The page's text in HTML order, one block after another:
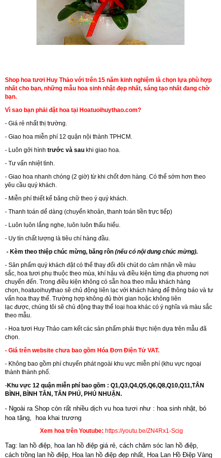
Shop hoa tươi Huy Thảo với trên 15 năm kinh nghiệm là chọn lựa phù hợp
nhất cho bạn, những mẫu hoa sinh nhật đẹp nhất, sáng tạo nhất đang chờ
bạn.
Vì sao bạn phải đặt hoa tại Hoatuoihuythao.com?
- Giá rẻ nhất thị trường.
- Giao hoa miễn phí 12 quận nội thành TPHCM.
- Luôn gởi hình trước và sau khi giao hoa.
- Tư vấn nhiệt tình.
- Giao hoa nhanh chóng (2 giờ) từ khi chốt đơn hàng. Có thể sớm hơn theo
yêu cầu quý khách.
- Miễn phí thiết kế băng chữ theo ý quý khách.
- Thanh toán dể dàng (chuyển khoản, thanh toán tiền trực tiếp)
- Luôn luôn lắng nghe, luôn luôn thấu hiểu.
- Uy tín chất lượng là tiêu chí hàng đầu.
- Kèm theo thiệp chúc mừng, băng rôn (nếu có nội dung chúc mừng).
- Sản phẩm quý khách đặt có thể thay đổi đôi chút do cảm nhận về màu
sắc, hoa tươi phụ thuộc theo mùa, khí hậu và điều kiện từng địa phương nơi
chuyển đến. Trong điều kiện không có sẵn hoa theo mẫu khách hàng
chọn, hoatuoihuythao sẽ chủ động liên lạc với khách hàng để thông báo và tư
vấn hoa thay thế. Trường hợp không đủ thời gian hoặc không liên
lạc được, chúng tôi sẽ chủ động thay thế loại hoa khác có ý nghĩa và màu sắc
theo mẫu.
- Hoa tươi Huy Thảo cam kết các sản phẩm phải thực hiện dựa trên mẫu đã
chọn.
- Giá trên website chưa bao gồm Hóa Đơn Điện Tử VAT.
- Không bao gồm phí chuyển phát ngoài khu vực miễn phí (khu vực ngoại
thành thành phố.
-Khu vực 12 quận miễn phí bao gồm : Q1,Q3,Q4,Q5,Q6,Q8,Q10,Q11,TÂN
BÌNH, BÌNH TÂN, TÂN PHÚ, PHÚ NHUẬN.
- Ngoài ra Shop còn rất nhiều dịch vu hoa tươi như : hoa sinh nhật, bó
hoa tặng, hoa khai trương
Xem hoa trên Youtube: https://youtu.be/ZN4Rx1-Scig
Tag: lan hồ điệp, hoa lan hồ điệp giá rẻ, cách chăm sóc lan hồ điệp,
cách trồng lan hồ điệp, Hoa lan hồ điệp đẹp nhất, Hoa Lan Hồ Điệp Vàng